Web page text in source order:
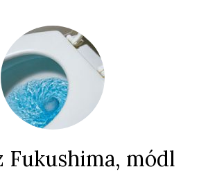
Fukushima, módl